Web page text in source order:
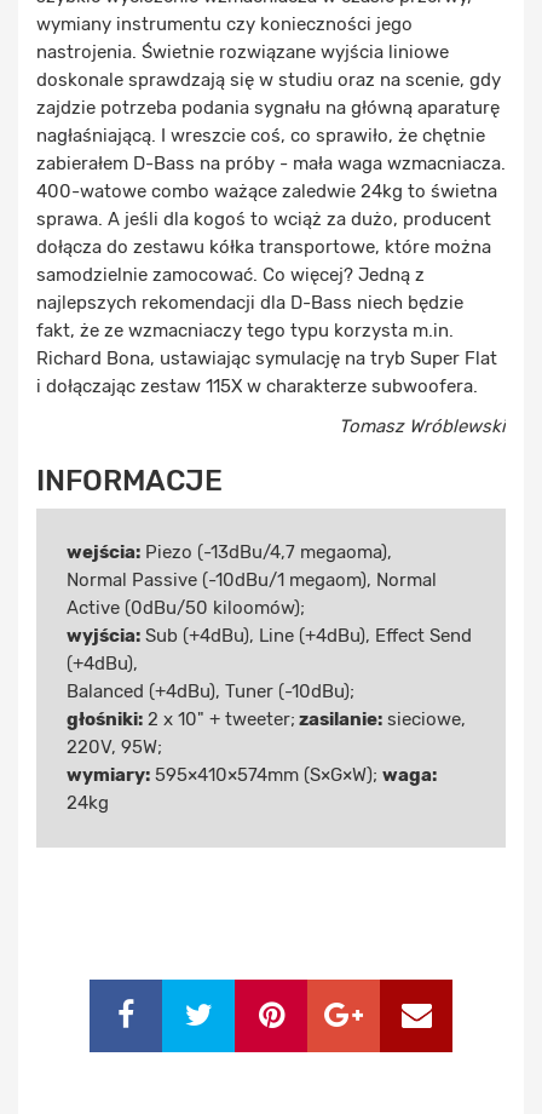
wymiany instrumentu czy konieczności jego
nastrojenia. Świetnie rozwiązane wyjścia liniowe
doskonale sprawdzają się w studiu oraz na scenie, gdy
zajdzie potrzeba podania sygnału na główną aparaturę
nagłaśniającą. I wreszcie coś, co sprawiło, że chętnie
zabierałem D-Bass na próby - mała waga wzmacniacza.
400-watowe combo ważące zaledwie 24kg to świetna
sprawa. A jeśli dla kogoś to wciąż za dużo, producent
dołącza do zestawu kółka transportowe, które można
samodzielnie zamocować. Co więcej? Jedną z
najlepszych rekomendacji dla D-Bass niech będzie
fakt, że ze wzmacniaczy tego typu korzysta m.in.
Richard Bona, ustawiając symulację na tryb Super Flat
i dołączając zestaw 115X w charakterze subwoofera.
Tomasz Wróblewski
INFORMACJE
wejścia: Piezo (-13dBu/4,7 megaoma),
Normal Passive (-10dBu/1 megaom), Normal
Active (0dBu/50 kiloomów);
wyjścia: Sub (+4dBu), Line (+4dBu), Effect Send
(+4dBu),
Balanced (+4dBu), Tuner (-10dBu);
głośniki: 2 x 10" + tweeter; zasilanie: sieciowe,
220V, 95W;
wymiary: 595×410×574mm (S×G×W); waga:
24kg